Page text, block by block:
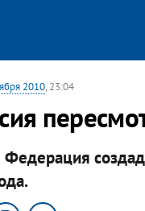
2010, 23:04
Федерация